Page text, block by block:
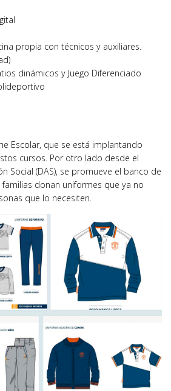
propia con técnicos y auxiliares.
dinámicos y Juego Diferenciado
Escolar, que se está implantando
cursos. Por otro lado desde el
Social (DAS), se promueve el banco de
donan uniformes que ya no
que lo necesiten.